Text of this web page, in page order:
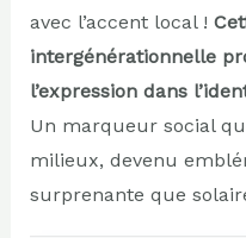
avec l’accent local !
intergénérationnelle
l’expression dans
Un marqueur social
milieux, devenu
surprenante que